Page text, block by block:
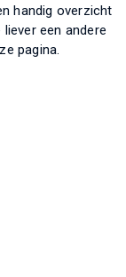
handig overzicht
een andere
pagina.